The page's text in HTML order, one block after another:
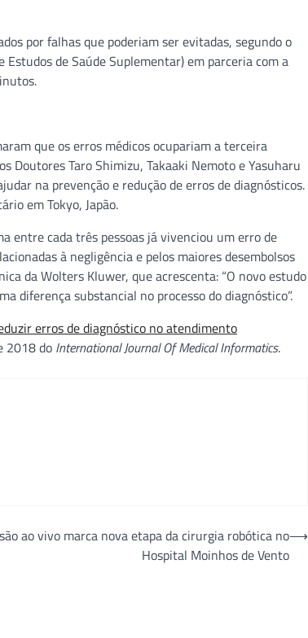
por falhas que poderiam ser evitadas, segundo o
de Saúde Suplementar) em parceria com a
que os erros médicos ocupariam a terceira
Doutores Taro Shimizu, Takaaki Nemoto e Yasuharu
na prevenção e redução de erros de diagnósticos.
em Tokyo, Japão.
entre cada três pessoas já vivenciou um erro de
à negligência e pelos maiores desembolsos
da Wolters Kluwer, que acrescenta: “O novo estudo
diferença substancial no processo do diagnóstico”.
erros de diagnóstico no atendimento
2018 do International Journal Of Medical Informatics.
ao vivo marca nova etapa da cirurgia robótica no
Hospital Moinhos de Vento
⟶